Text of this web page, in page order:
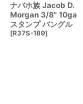
ナバホ族 Jacob D.
Morgan 3/8" 10ga
スタンプ バングル
[R37S-189]